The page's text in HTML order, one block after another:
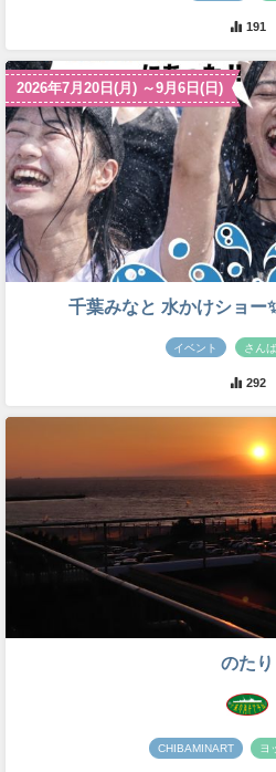
191
2026年7月20日(月) ～9月6日(日)
千葉みなと 水かけショー
イベント さん
292
のたり
CHIBAMINART ヨ